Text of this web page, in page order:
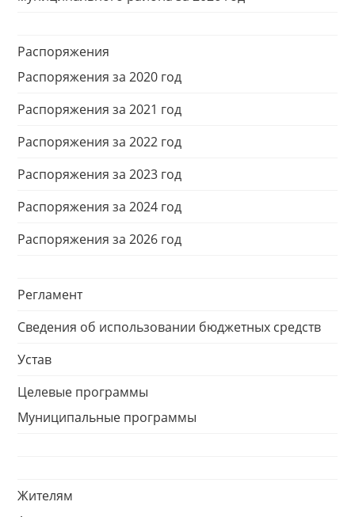
Распоряжения
Распоряжения за 2020 год
Распоряжения за 2021 год
Распоряжения за 2022 год
Распоряжения за 2023 год
Распоряжения за 2024 год
Распоряжения за 2026 год
Регламент
Сведения об использовании бюджетных средств
Устав
Целевые программы
Муниципальные программы
Жителям